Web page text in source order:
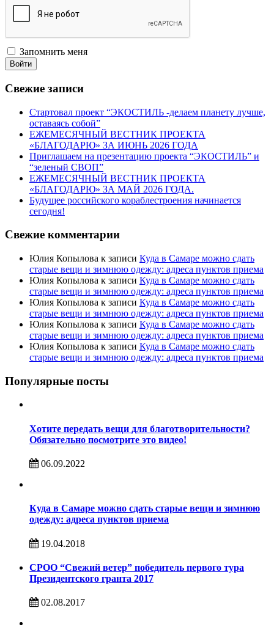
Запомнить меня
Войти
Свежие записи
Стартовал проект “ЭКОСТИЛЬ -делаем планету лучше,
оставаясь собой”
ЕЖЕМЕСЯЧНЫЙ ВЕСТНИК ПРОЕКТА
«БЛАГОДАРЮ» ЗА ИЮНЬ 2026 ГОДА
Приглашаем на презентацию проекта “ЭКОСТИЛЬ” и
“зеленый СВОП”
ЕЖЕМЕСЯЧНЫЙ ВЕСТНИК ПРОЕКТА
«БЛАГОДАРЮ» ЗА МАЙ 2026 ГОДА.
Будущее российского кораблестроения начинается
сегодня!
Свежие комментарии
Юлия Копылова к записи Куда в Самаре можно сдать
старые вещи и зимнюю одежду: адреса пунктов приема
Юлия Копылова к записи Куда в Самаре можно сдать
старые вещи и зимнюю одежду: адреса пунктов приема
Юлия Копылова к записи Куда в Самаре можно сдать
старые вещи и зимнюю одежду: адреса пунктов приема
Юлия Копылова к записи Куда в Самаре можно сдать
старые вещи и зимнюю одежду: адреса пунктов приема
Юлия Копылова к записи Куда в Самаре можно сдать
старые вещи и зимнюю одежду: адреса пунктов приема
Популярные посты
Хотите передать вещи для благотворительности?
Обязательно посмотрите это видео!
06.09.2022
Куда в Самаре можно сдать старые вещи и зимнюю
одежду: адреса пунктов приема
19.04.2018
СРОО “Свежий ветер” победитель первого тура
Президентского гранта 2017
02.08.2017